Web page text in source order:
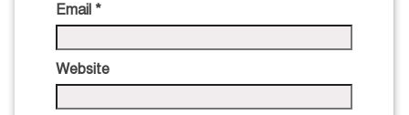
Email *
Website